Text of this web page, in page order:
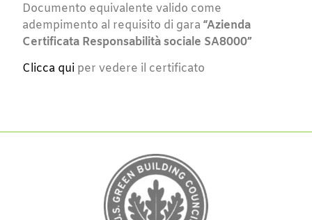
Documento equivalente valido come
adempimento al requisito di gara “Azienda
Certificata Responsabilità sociale SA8000”
Clicca qui per vedere il certificato